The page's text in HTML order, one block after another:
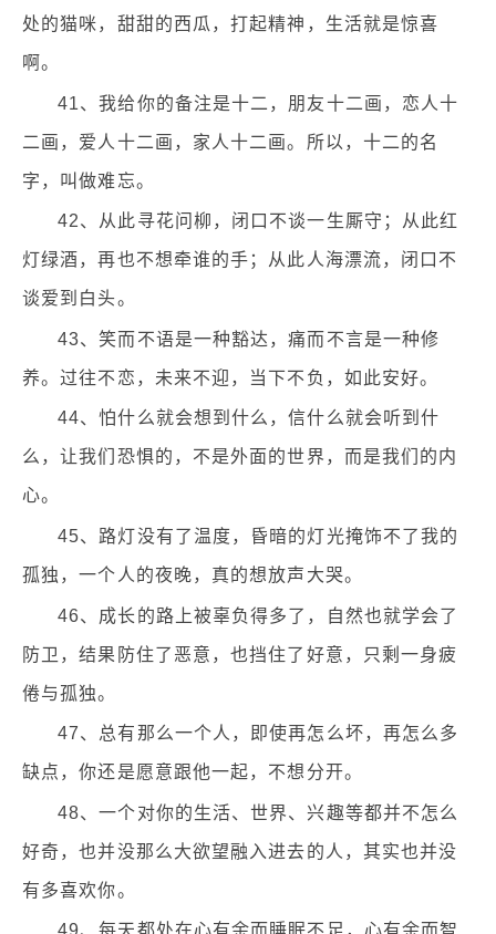
处的猫咪，甜甜的西瓜，打起精神，生活就是惊喜
啊。
41、我给你的备注是十二，朋友十二画，恋人十
二画，爱人十二画，家人十二画。所以，十二的名
字，叫做难忘。
42、从此寻花问柳，闭口不谈一生厮守；从此红
灯绿酒，再也不想牵谁的手；从此人海漂流，闭口不
谈爱到白头。
43、笑而不语是一种豁达，痛而不言是一种修
养。过往不恋，未来不迎，当下不负，如此安好。
44、怕什么就会想到什么，信什么就会听到什
么，让我们恐惧的，不是外面的世界，而是我们的内
心。
45、路灯没有了温度，昏暗的灯光掩饰不了我的
孤独，一个人的夜晚，真的想放声大哭。
46、成长的路上被辜负得多了，自然也就学会了
防卫，结果防住了恶意，也挡住了好意，只剩一身疲
倦与孤独。
47、总有那么一个人，即使再怎么坏，再怎么多
缺点，你还是愿意跟他一起，不想分开。
48、一个对你的生活、世界、兴趣等都并不怎么
好奇，也并没那么大欲望融入进去的人，其实也并没
有多喜欢你。